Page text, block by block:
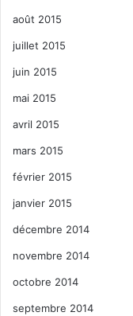
août 2015
juillet 2015
juin 2015
mai 2015
avril 2015
mars 2015
février 2015
janvier 2015
décembre 2014
novembre 2014
octobre 2014
septembre 2014